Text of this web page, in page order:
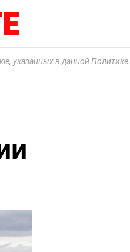
указанных в данной Политике.